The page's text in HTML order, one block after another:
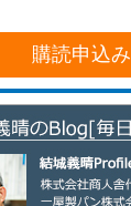
購読申込み